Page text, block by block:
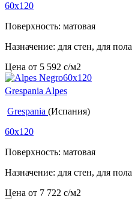
60x120
Поверхность: матовая
Назначение: для стен, для пола
Цена от 5 592 c/м2
Grespania Alpes
Grespania (Испания)
60x120
Поверхность: матовая
Назначение: для стен, для пола
Цена от 7 722 c/м2